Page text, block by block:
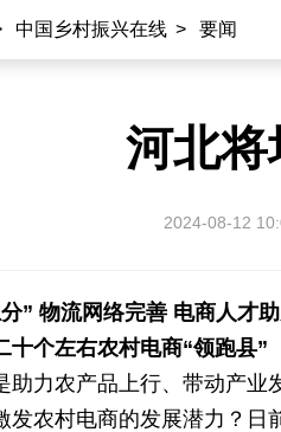
中国乡村振兴在线 > 要闻
河北将
2024-08-12
” 物流网络完善 电商人才
十个左右农村电商“领跑县”
助力农产品上行、带动产业
发农村电商的发展潜力？